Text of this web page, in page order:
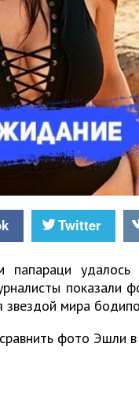
Twitter
показали
звездой мира
фото Эшли